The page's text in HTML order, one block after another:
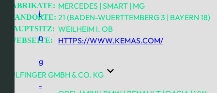
i
n
g
-
FABRIKATE: MERCEDES | SMART | MG
STANDORTE: 21 (BADEN-WUERTTEMBERG 3 | BAYERN 18)
HAUPTSITZ: WEILHEIM I. OB
WEBSEITE: HTTPS://WWW.KEMAS.COM/
MULFINGER GMBH & CO. KG